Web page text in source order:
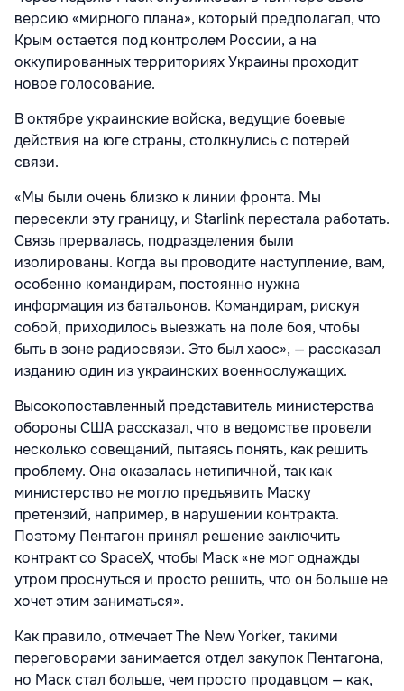
версию «мирного плана», который предполагал, что
Крым остается под контролем России, а на
оккупированных территориях Украины проходит
новое голосование.
В октябре украинские войска, ведущие боевые
действия на юге страны, столкнулись с потерей
связи.
«Мы были очень близко к линии фронта. Мы
пересекли эту границу, и Starlink перестала работать.
Связь прервалась, подразделения были
изолированы. Когда вы проводите наступление, вам,
особенно командирам, постоянно нужна
информация из батальонов. Командирам, рискуя
собой, приходилось выезжать на поле боя, чтобы
быть в зоне радиосвязи. Это был хаос», — рассказал
изданию один из украинских военнослужащих.
Высокопоставленный представитель министерства
обороны США рассказал, что в ведомстве провели
несколько совещаний, пытаясь понять, как решить
проблему. Она оказалась нетипичной, так как
министерство не могло предъявить Маску
претензий, например, в нарушении контракта.
Поэтому Пентагон принял решение заключить
контракт со SpaceX, чтобы Маск «не мог однажды
утром проснуться и просто решить, что он больше не
хочет этим заниматься».
Как правило, отмечает The New Yorker, такими
переговорами занимается отдел закупок Пентагона,
но Маск стал больше, чем просто продавцом — как,